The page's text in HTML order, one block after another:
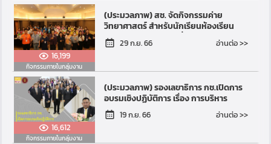
16,199
กิจกรรมภายในกลุ่มงาน
(ประมวลภาพ) สช. จัดกิจกรรมค่าย
วิทยาศาสตร์ สำหรับนักเรียนห้องเรียน
พิเศษวิทยาศาสตร์ รุ่นที่ 2 ระดับ
มัธยมศึกษาตอนต้น (2nd O...
29 ก.ย. 66 อ่านต่อ >>
16,612
กิจกรรมภายในกลุ่มงาน
(ประมวลภาพ) รองเลขาธิการ กช.เปิดการ
อบรมเชิงปฏิบัติการ เรื่อง การบริหาร
จัดการหลักสูตรสถานศึกษา การวัดและ
ประเมินผล และการจ...
19 ก.ย. 66 อ่านต่อ >>